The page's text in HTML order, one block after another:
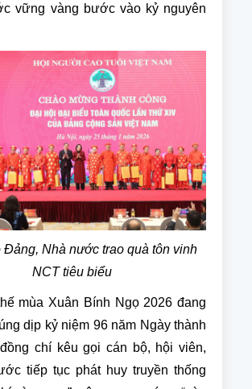
vững vàng bước vào kỷ nguyên
Đảng, Nhà nước trao quà tôn vinh
NCT tiêu biểu
mùa Xuân Bính Ngọ 2026 đang
dịp kỷ niệm 96 năm Ngày thành
chí kêu gọi cán bộ, hội viên,
tiếp tục phát huy truyền thống